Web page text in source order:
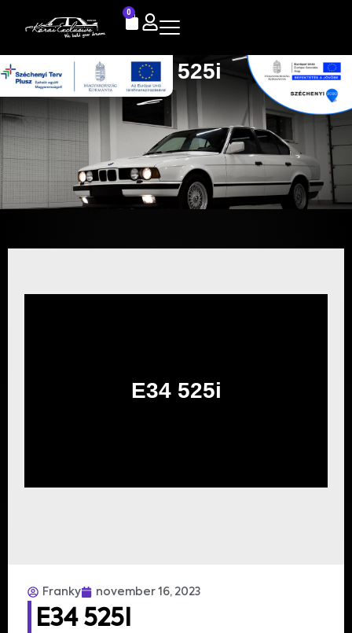
0
E34 525i
E34 525i
Franky november 16, 2023
E34 525I